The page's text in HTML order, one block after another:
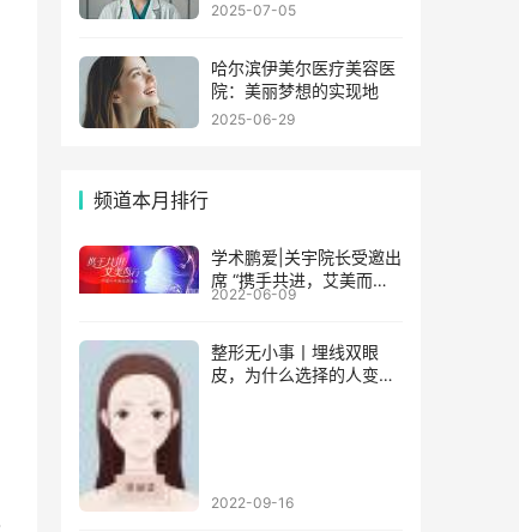
2025-07-05
哈尔滨伊美尔医疗美容医
院：美丽梦想的实现地
2025-06-29
频道本月排行
学术鹏爱|关宇院长受邀出
席 “携手共进，艾美而行”
中国行年度巡讲活动
2022-06-09
整形无小事丨埋线双眼
皮，为什么选择的人变少
2022-09-16